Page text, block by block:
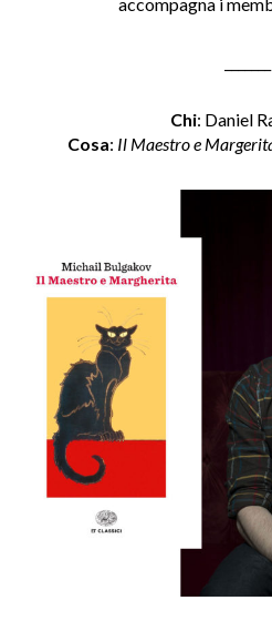
accompagna i
Chi: Daniel
Cosa: Il Maestro e